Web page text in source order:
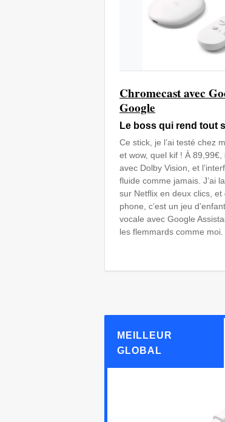
Chromecast avec
Google
Le boss qui rend tout
Ce stick, je l’ai testé chez
et wow, quel kif ! À
avec Dolby Vision, et
fluide comme jamais. J’ai
sur Netflix en deux clics,
phone, c’est un jeu
vocale avec Google
les flemmards comme moi.
MEILLEUR
GLOBAL